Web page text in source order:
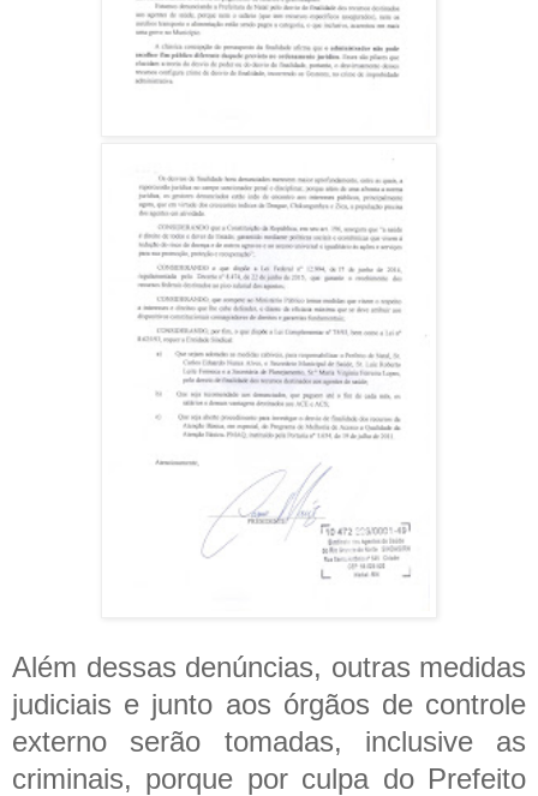
Além dessas denúncias, outras medidas
judiciais e junto aos órgãos de controle
externo serão tomadas, inclusive as
criminais, porque por culpa do Prefeito